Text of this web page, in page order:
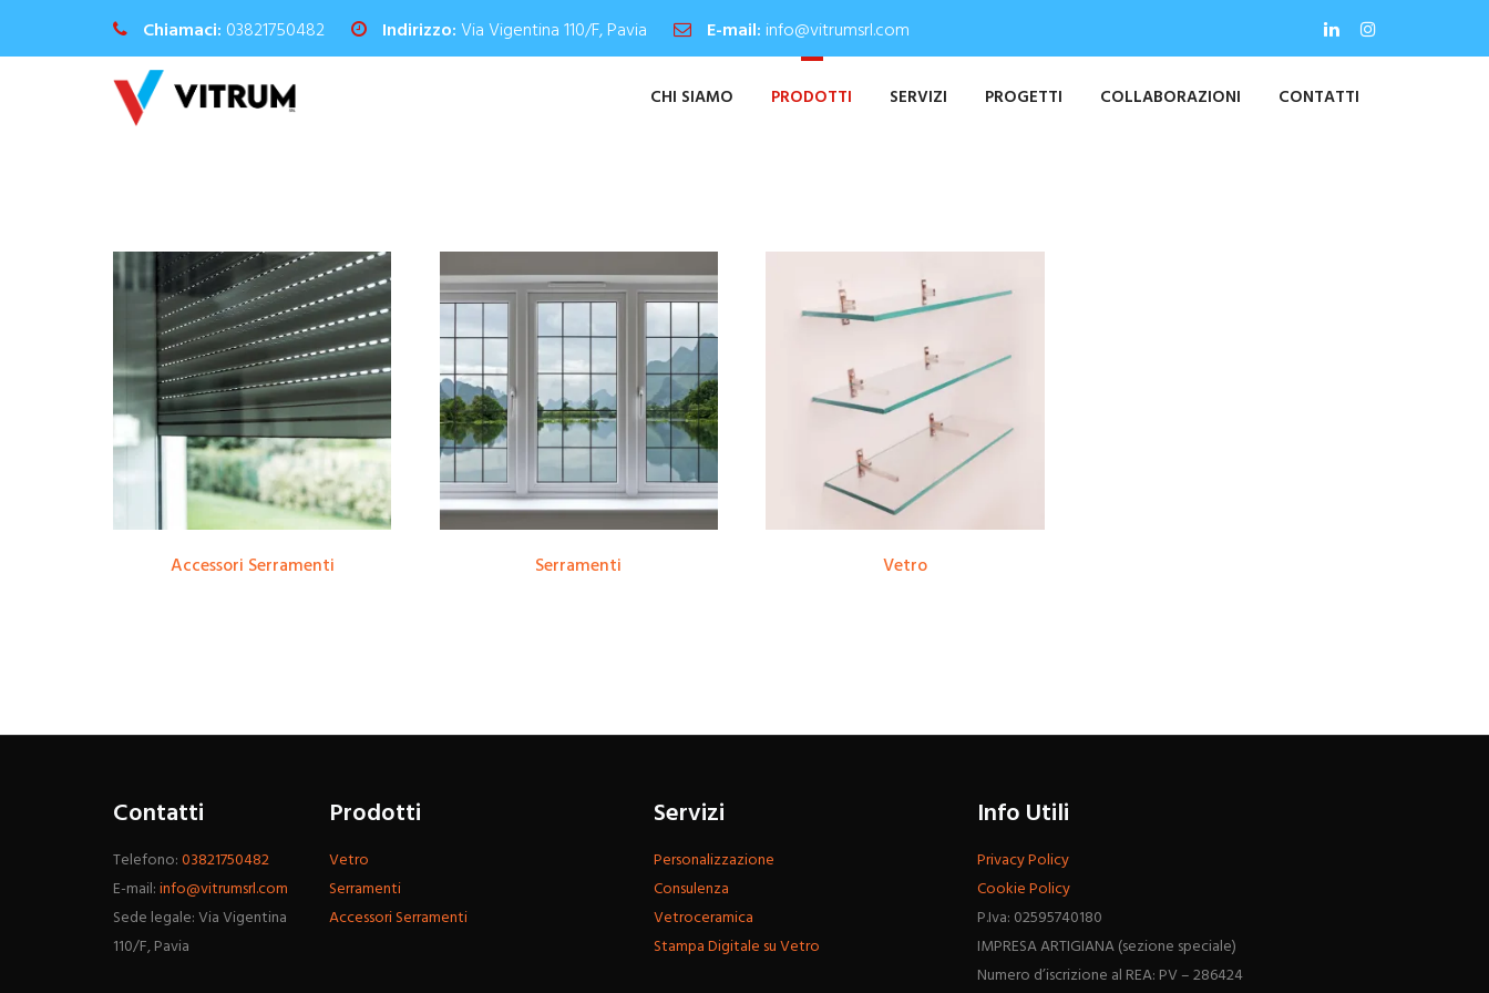
Chiamaci: 03821750482 Indirizzo:Via Vigentina 110/F, Pavia E-mail: info@vitrumsrl.com
CHI SIAMO PRODOTTI SERVIZI PROGETTI COLLABORAZIONI CONTATTI
Accessori Serramenti Serramenti Vetro
Contatti
Telefono:03821750482
E-mail:info@vitrumsrl.com
Sede legale: Via Vigentina
110/F, Pavia
Prodotti
Vetro
Serramenti
Accessori Serramenti
Servizi
Personalizzazione
Consulenza
Vetroceramica
Stampa Digitale su Vetro
Info Utili
Privacy Policy
Cookie Policy
P.Iva: 02595740180
IMPRESA ARTIGIANA (sezione speciale)
Numero d’iscrizione al REA: PV – 286424